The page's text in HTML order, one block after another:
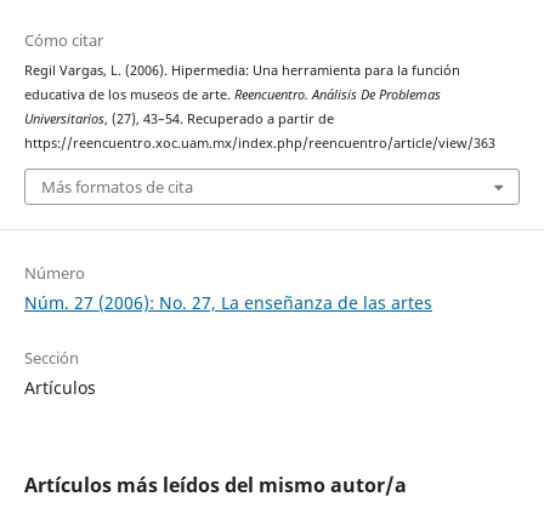
Cómo citar
Regil Vargas, L. (2006). Hipermedia: Una herramienta para la función
educativa de los museos de arte. Reencuentro. Análisis De Problemas
Universitarios, (27), 43–54. Recuperado a partir de
https://reencuentro.xoc.uam.mx/index.php/reencuentro/article/view/363
Más formatos de cita
Número
Núm. 27 (2006): No. 27, La enseñanza de las artes
Sección
Artículos
Artículos más leídos del mismo autor/a